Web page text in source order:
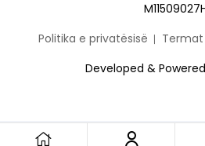
Politika e privatësisë
Developed &